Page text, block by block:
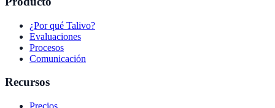
¿Por qué Talivo?
Evaluaciones
Procesos
Comunicación
Recursos
Precios